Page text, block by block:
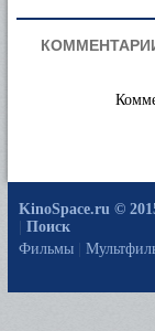
KinoSpace.ru ©
Поиск
Фильмы